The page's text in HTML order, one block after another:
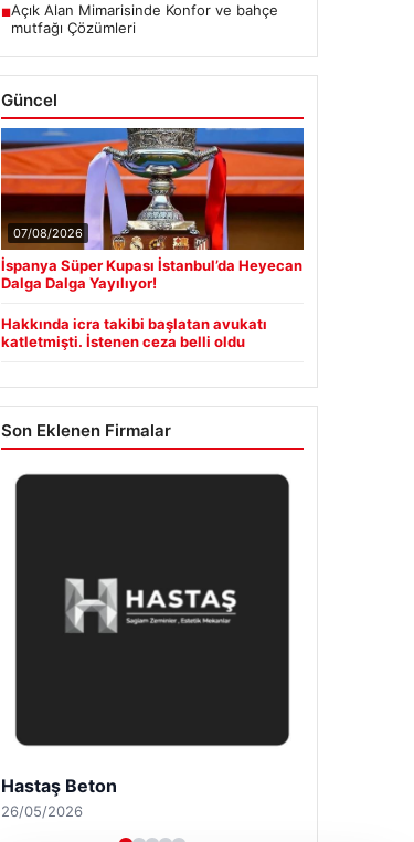
■Açık Alan Mimarisinde Konfor ve bahçe
mutfağı Çözümleri
Güncel
07/08/2026
İspanya Süper Kupası İstanbul’da Heyecan
Dalga Dalga Yayılıyor!
Hakkında icra takibi başlatan avukatı
katletmişti. İstenen ceza belli oldu
Son Eklenen Firmalar
Hastaş Beton
26/05/2026